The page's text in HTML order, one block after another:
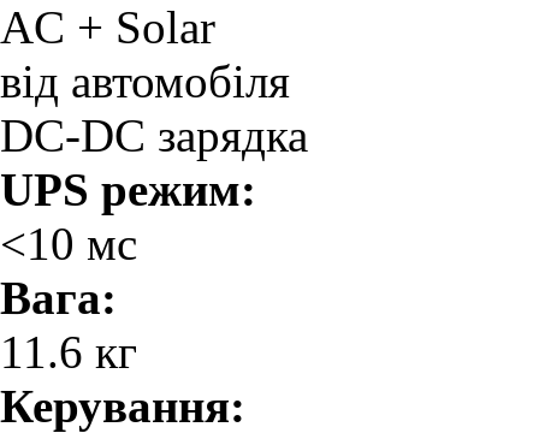
AC + Solar
від автомобіля
DC-DC зарядка
UPS режим:
<10 мс
Вага:
11.6 кг
Керування: